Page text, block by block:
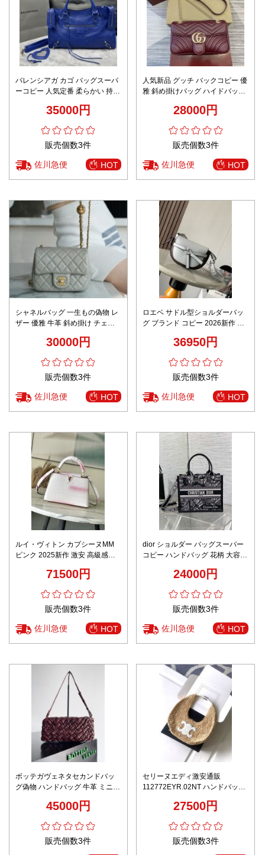
バレンシアガ カゴ バッグスーパ
ーコピー 人気定番 柔らかい 持ち
35000円
販売個数3件
佐川急便 HOT
人気新品 グッチ バックコピー 優
雅 斜め掛けバッグ ハイドバッグ
28000円
販売個数3件
佐川急便 HOT
シャネルバッグ 一生もの偽物 レ
ザー 優雅 牛革 斜め掛け チェー
30000円
販売個数3件
佐川急便 HOT
ロエベ サドル型ショルダーバッ
グ ブランド コピー 2026新作 高
高級感仕上げ 安心サイト 実店舗
36950円
販売個数3件
佐川急便 HOT
ルイ・ヴィトン カプシーヌMM
ピンク 2025新作 激安 高級感仕
感 満足度高い 安心の日本倉庫 発
71500円
販売個数3件
佐川急便 HOT
dior ショルダー バッグスーパー
コピー ハンドバッグ 花柄 大容量
24000円
販売個数3件
佐川急便 HOT
ボッテガヴェネタセカンドバッ
グ偽物 ハンドバッグ 牛革 ミニ
45000円
販売個数3件
セリーヌエディ激安通販
112772EYR.02NT ハンドバッグ
27500円
販売個数3件